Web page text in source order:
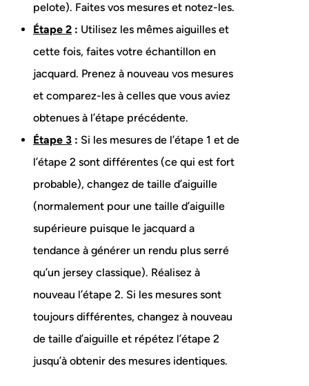
pelote). Faites vos mesures et notez-les.
Étape 2 : Utilisez les mêmes aiguilles et
cette fois, faites votre échantillon en
jacquard. Prenez à nouveau vos mesures
et comparez-les à celles que vous aviez
obtenues à l’étape précédente.
Étape 3 : Si les mesures de l’étape 1 et de
l’étape 2 sont différentes (ce qui est fort
probable), changez de taille d’aiguille
(normalement pour une taille d’aiguille
supérieure puisque le jacquard a
tendance à générer un rendu plus serré
qu’un jersey classique). Réalisez à
nouveau l’étape 2. Si les mesures sont
toujours différentes, changez à nouveau
de taille d’aiguille et répétez l’étape 2
jusqu’à obtenir des mesures identiques.